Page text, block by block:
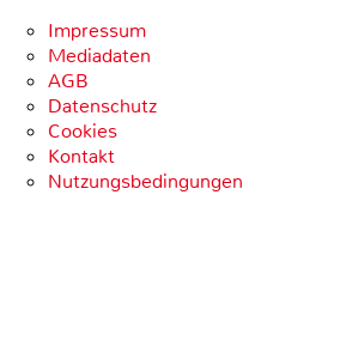
Impressum
Mediadaten
AGB
Datenschutz
Cookies
Kontakt
Nutzungsbedingungen